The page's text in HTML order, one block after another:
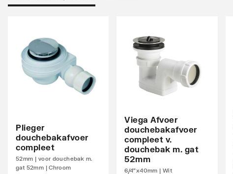
Plieger
douchebakafvoer
compleet
52mm | voor douchebak m.
gat 52mm | Chroom
Viega Afvoer
douchebakafvoer
compleet v.
douchebak m. gat
52mm
6/4"x40mm | Wit